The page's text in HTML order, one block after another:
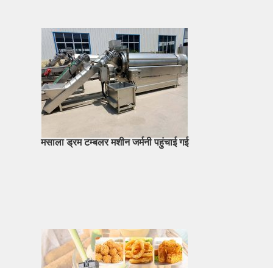
मसाला ड्रम टम्बलर मशीन जर्मनी पहुंचाई गई